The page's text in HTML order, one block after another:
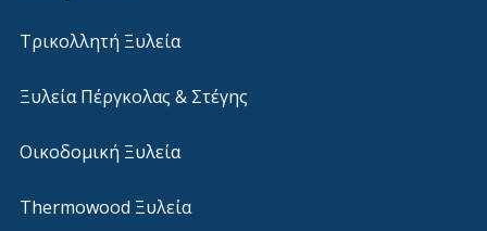
Τρικολλητή Ξυλεία
Ξυλεία Πέργκολας & Στέγης
Οικοδομική Ξυλεία
Thermowood Ξυλεία